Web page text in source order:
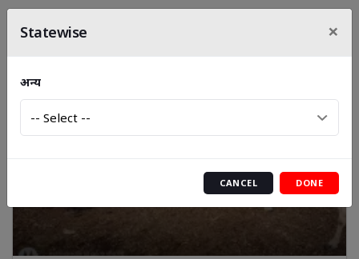
Statewise ×
अन्य
CANCEL DONE